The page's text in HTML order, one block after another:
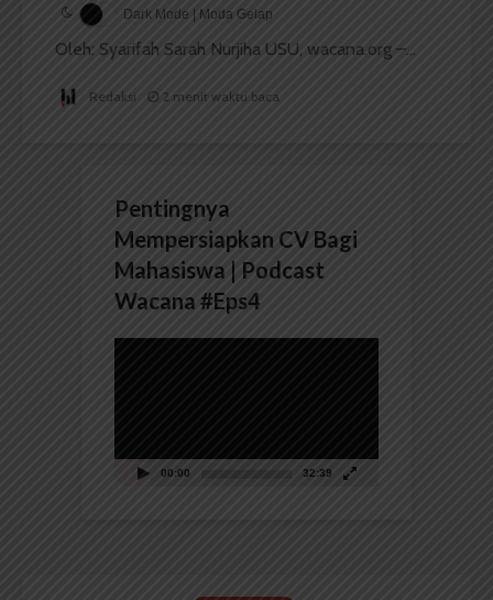
Dark Mode | Moda Gelap
Oleh: Syarifah Sarah Nurjiha USU, wacana.org –...
Redaksi 2 menit waktu baca
Pentingnya
Mempersiapkan CV Bagi
Mahasiswa | Podcast
Wacana #Eps4
00:00 32:39